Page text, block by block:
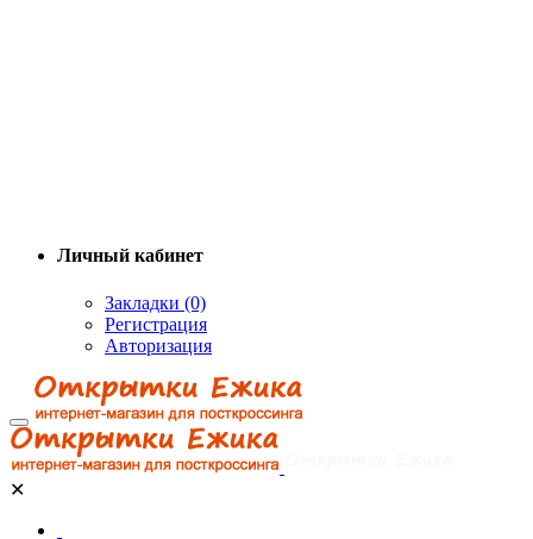
Личный кабинет
Закладки (0)
Регистрация
Авторизация
✕